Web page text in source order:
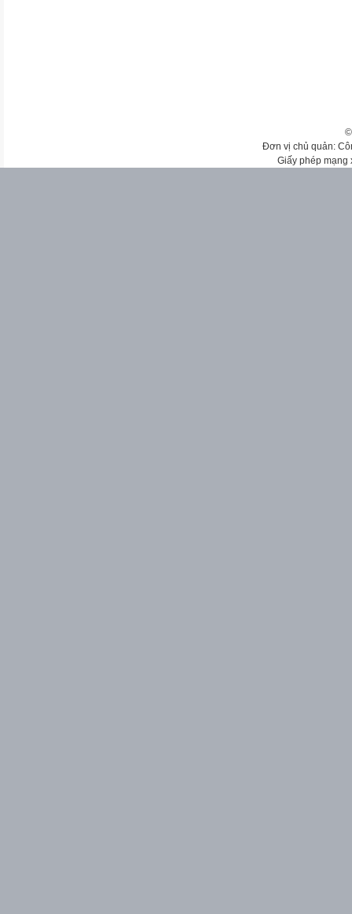
Đơn vị chủ quản:
Giấy phép mạng